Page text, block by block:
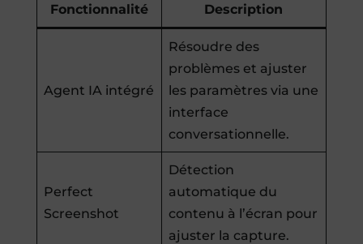
Fonctionnalité Description
Agent IA intégré
Résoudre des
problèmes et ajuster
les paramètres via une
interface
conversationnelle.
Perfect
Screenshot
Détection
automatique du
contenu à l’écran pour
ajuster la capture.